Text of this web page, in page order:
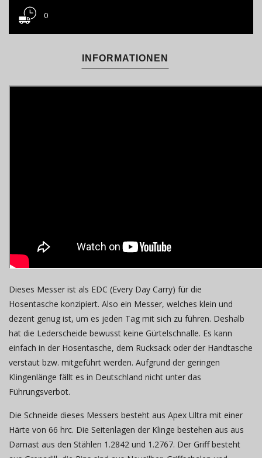
0
INFORMATIONEN
Dieses Messer ist als EDC (Every Day Carry) für die
Hosentasche konzipiert. Also ein Messer, welches klein und
dezent genug ist, um es jeden Tag mit sich zu führen. Deshalb
hat die Lederscheide bewusst keine Gürtelschnalle. Es kann
einfach in der Hosentasche, dem Rucksack oder der Handtasche
verstaut bzw. mitgeführt werden. Aufgrund der geringen
Klingenlänge fällt es in Deutschland nicht unter das
Führungsverbot.
Die Schneide dieses Messers besteht aus Apex Ultra mit einer
Härte von 66 hrc. Die Seitenlagen der Klinge bestehen aus aus
Damast aus den Stählen 1.2842 und 1.2767. Der Griff besteht